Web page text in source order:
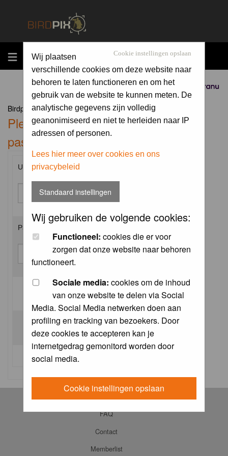
MENU
Sponsored by
Cookie instellingen opslaan
Wij plaatsen
verschillende cookies om deze website naar
behoren te laten functioneren en om het
gebruik van de website te kunnen meten. De
analytische gegevens zijn volledig
geanonimiseerd en niet te herleiden naar IP
adressen of personen.
Lees hier meer over cookies en ons
privacybeleid
Standaard instellingen
Wij gebruiken de volgende cookies:
Functioneel: cookies die er voor
zorgen dat onze website naar behoren
functioneert.
Sociale media: cookies om de inhoud
van onze website te delen via Social
Media. Social Media netwerken doen aan
profiling en tracking van bezoekers. Door
deze cookies te accepteren kan je
internetgedrag gemonitord worden door
social media.
Cookie instellingen opslaan
Birdpix.nl Forum Index
Please enter your username and
password to log in.
Username:
Password:
Log me on automatically each visit:
I forgot my password
FAQ
Contact
Memberlist